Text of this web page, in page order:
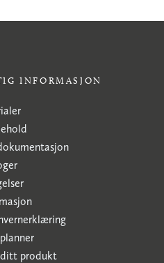
INFORMASJON
ditt produkt